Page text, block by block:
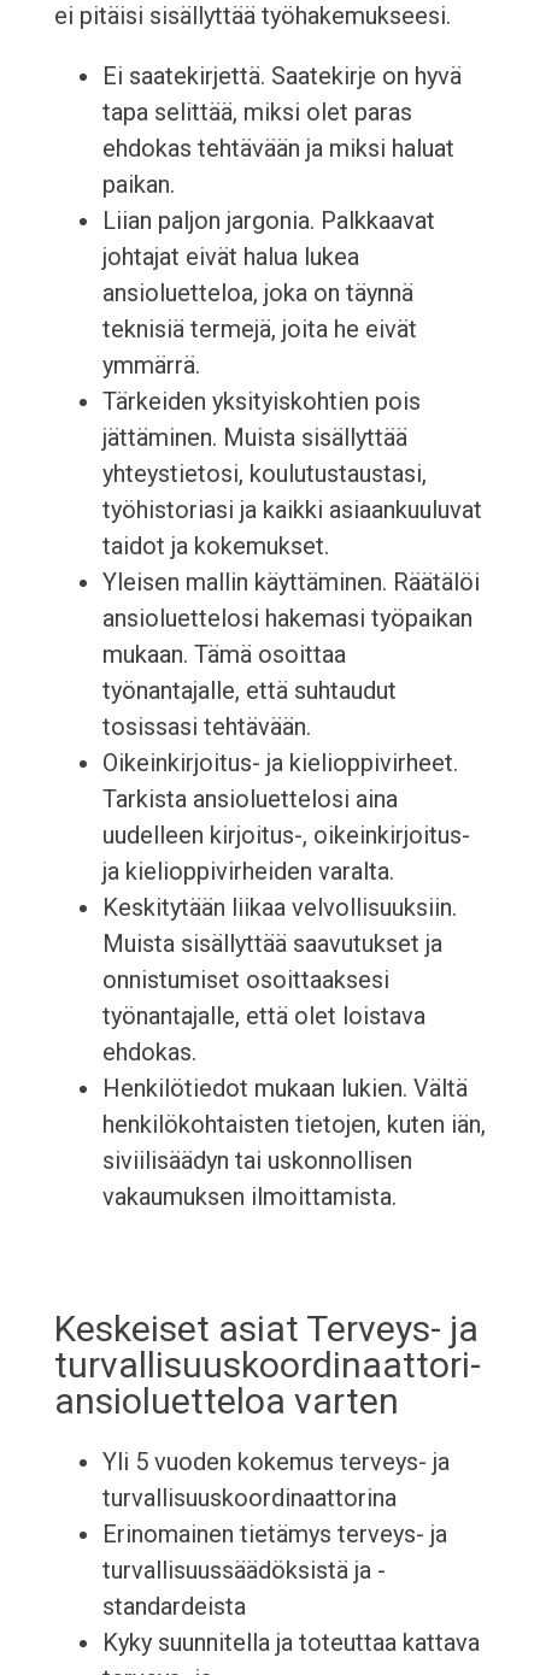
ei pitäisi sisällyttää työhakemukseesi.
Ei saatekirjettä. Saatekirje on hyvä
tapa selittää, miksi olet paras
ehdokas tehtävään ja miksi haluat
paikan.
Liian paljon jargonia. Palkkaavat
johtajat eivät halua lukea
ansioluetteloa, joka on täynnä
teknisiä termejä, joita he eivät
ymmärrä.
Tärkeiden yksityiskohtien pois
jättäminen. Muista sisällyttää
yhteystietosi, koulutustaustasi,
työhistoriasi ja kaikki asiaankuuluvat
taidot ja kokemukset.
Yleisen mallin käyttäminen. Räätälöi
ansioluettelosi hakemasi työpaikan
mukaan. Tämä osoittaa
työnantajalle, että suhtaudut
tosissasi tehtävään.
Oikeinkirjoitus- ja kielioppivirheet.
Tarkista ansioluettelosi aina
uudelleen kirjoitus-, oikeinkirjoitus-
ja kielioppivirheiden varalta.
Keskitytään liikaa velvollisuuksiin.
Muista sisällyttää saavutukset ja
onnistumiset osoittaaksesi
työnantajalle, että olet loistava
ehdokas.
Henkilötiedot mukaan lukien. Vältä
henkilökohtaisten tietojen, kuten iän,
siviilisäädyn tai uskonnollisen
vakaumuksen ilmoittamista.
Keskeiset asiat Terveys- ja
turvallisuuskoordinaattori-
ansioluetteloa varten
Yli 5 vuoden kokemus terveys- ja
turvallisuuskoordinaattorina
Erinomainen tietämys terveys- ja
turvallisuussäädöksistä ja -
standardeista
Kyky suunnitella ja toteuttaa kattava